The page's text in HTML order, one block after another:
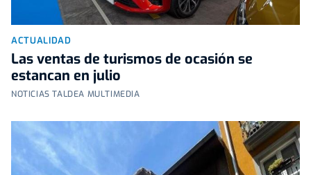
ACTUALIDAD
Las ventas de turismos de ocasión se
estancan en julio
NOTICIAS TALDEA MULTIMEDIA